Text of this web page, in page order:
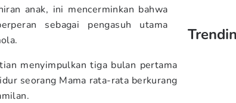
anak, ini mencerminkan bahwa
sebagai pengasuh utama
menyimpulkan tiga bulan pertama
seorang Mama rata-rata berkurang